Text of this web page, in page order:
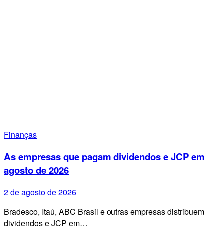
Finanças
As empresas que pagam dividendos e JCP em
agosto de 2026
2 de agosto de 2026
Bradesco, Itaú, ABC Brasil e outras empresas distribuem
dividendos e JCP em…